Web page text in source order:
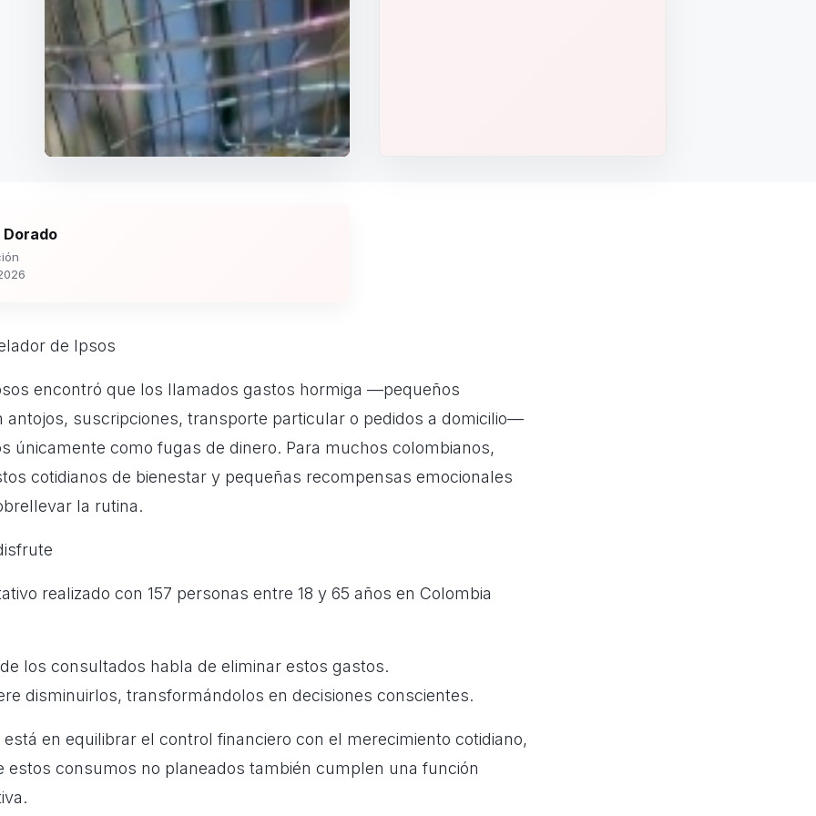
Dorado
de Ipsos
encontró que los llamados gastos hormiga —pequeños
antojos, suscripciones, transporte particular o pedidos a domicilio—
únicamente como fugas de dinero. Para muchos colombianos,
cotidianos de bienestar y pequeñas recompensas emocionales
la rutina.
realizado con 157 personas entre 18 y 65 años en Colombia
los consultados habla de eliminar estos gastos.
disminuirlos, transformándolos en decisiones conscientes.
en equilibrar el control financiero con el merecimiento cotidiano,
estos consumos no planeados también cumplen una función